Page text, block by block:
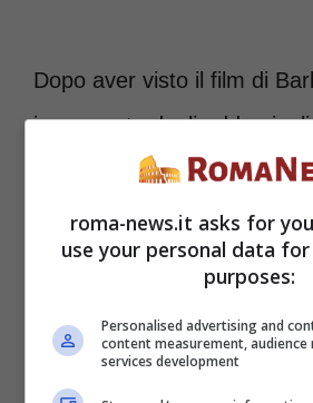
Dopo aver visto il film di
innamorato degli
come poterli avere grazie a
esercizi. Il film di Barbie sta
questi ultimi periodi ed è
Assieme alla bellissima
Margot Robbie si affianca
roma-news.it asks for
use your personal data
purposes:
Personalised advertising and
content measurement, audience
services development